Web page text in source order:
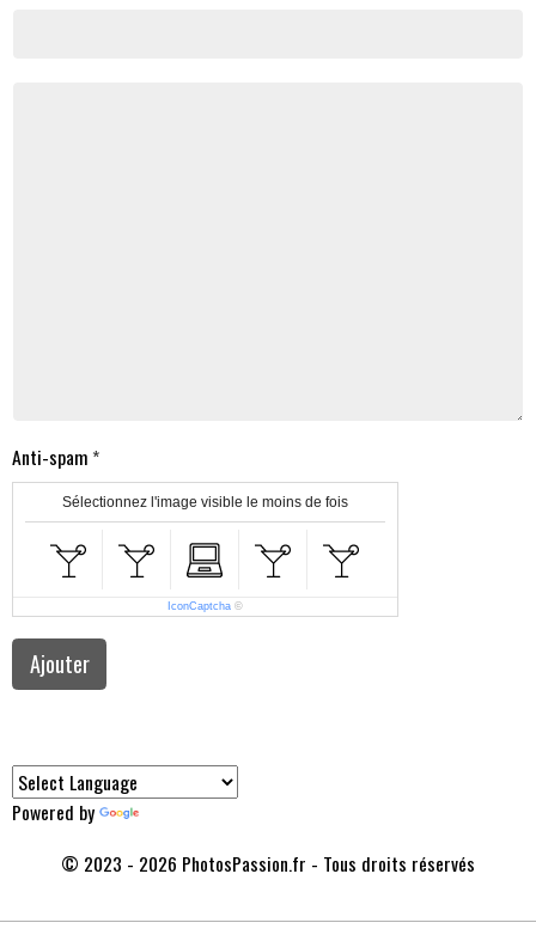
Anti-spam
Sélectionnez l'image visible le moins de fois
IconCaptcha ©
Ajouter
Powered by
© 2023 - 2026 PhotosPassion.fr - Tous droits réservés